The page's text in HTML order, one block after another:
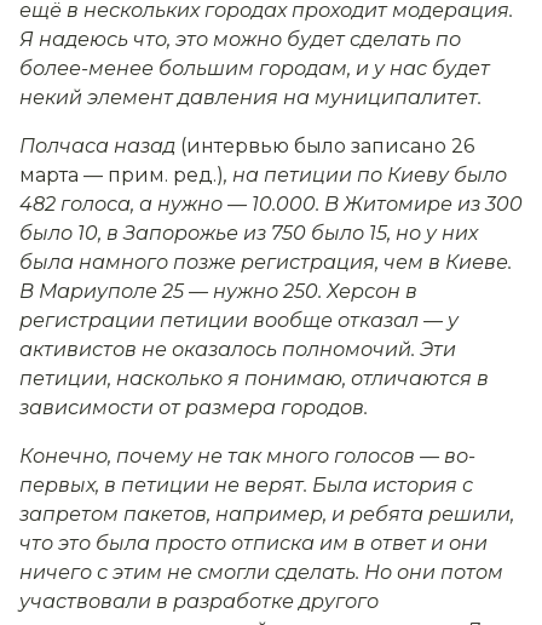
ещё в нескольких городах проходит модерация.
Я надеюсь что, это можно будет сделать по
более-менее большим городам, и у нас будет
некий элемент давления на муниципалитет.
Полчаса назад (интервью было записано 26
марта — прим. ред.), на петиции по Киеву было
482 голоса, а нужно — 10.000. В Житомире из 300
было 10, в Запорожье из 750 было 15, но у них
была намного позже регистрация, чем в Киеве.
В Мариуполе 25 — нужно 250. Херсон в
регистрации петиции вообще отказал — у
активистов не оказалось полномочий. Эти
петиции, насколько я понимаю, отличаются в
зависимости от размера городов.
Конечно, почему не так много голосов — во-
первых, в петиции не верят. Была история с
запретом пакетов, например, и ребята решили,
что это была просто отписка им в ответ и они
ничего с этим не смогли сделать. Но они потом
участвовали в разработке другого